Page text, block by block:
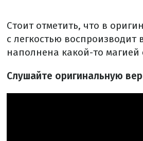
Стоит отметить, что в
с легкостью
наполнена какой-то
Слушайте оригинальную